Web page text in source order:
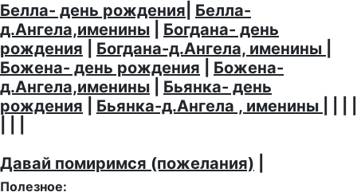
Белла- день рождения Белла-
д.Ангела,именины
Богдана- день
рождения
Богдана-д.Ангела, именины
Божена- день рождения
Божена-
д.Ангела,именины
Бьянка- день
рождения
Бьянка-д.Ангела , именины
Давай помиримся (пожелания)
Полезное: